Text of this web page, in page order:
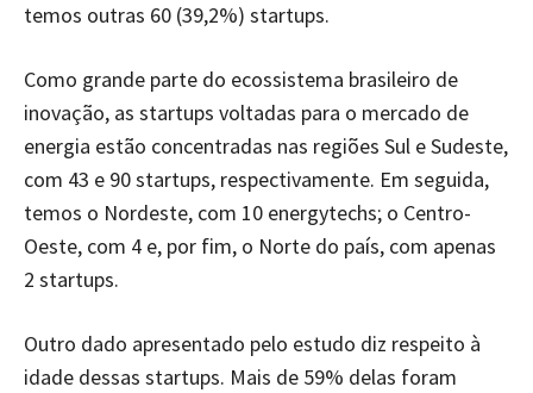
temos outras 60 (39,2%) startups.
Como grande parte do ecossistema brasileiro de
inovação, as startups voltadas para o mercado de
energia estão concentradas nas regiões Sul e Sudeste,
com 43 e 90 startups, respectivamente. Em seguida,
temos o Nordeste, com 10 energytechs; o Centro-
Oeste, com 4 e, por fim, o Norte do país, com apenas
2 startups.
Outro dado apresentado pelo estudo diz respeito à
idade dessas startups. Mais de 59% delas foram